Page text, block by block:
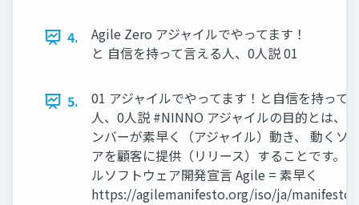
4.
Agile Zero アジャイルでやってます！
と 自信を持って言える人、0人説 01
5.
01 アジャイルでやってます！と自信を持って
人、0人説 #NINNO アジャイルの目的とは、
ンバーが素早く（アジャイル）動き、 動くソ
アを顧客に提供（リリース）することです。
ルソフトウェア開発宣言 Agile = 素早く
https://agilemanifesto.org/iso/ja/